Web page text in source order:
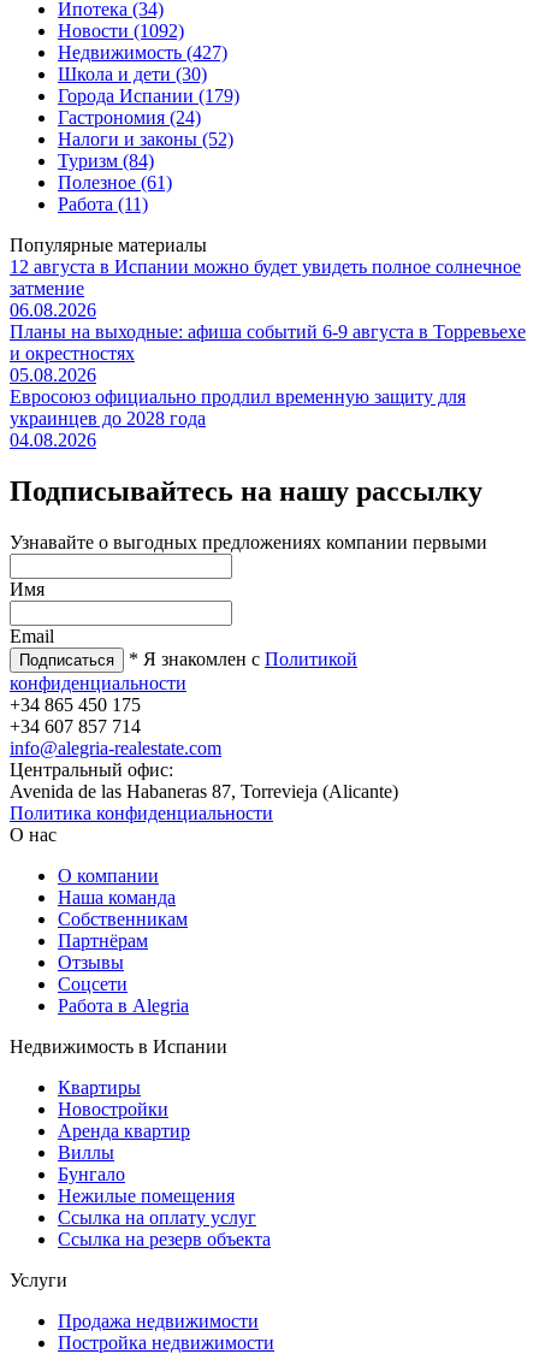
Ипотека (34)
Новости (1092)
Недвижимость (427)
Школа и дети (30)
Города Испании (179)
Гастрономия (24)
Налоги и законы (52)
Туризм (84)
Полезное (61)
Работа (11)
Популярные материалы
12 августа в Испании можно будет увидеть полное солнечное
затмение
06.08.2026
Планы на выходные: афиша событий 6-9 августа в Торревьехе
и окрестностях
05.08.2026
Евросоюз официально продлил временную защиту для
украинцев до 2028 года
04.08.2026
Подписывайтесь на нашу рассылку
Узнавайте о выгодных предложениях компании первыми
Имя
Email
* Я знакомлен с Политикой
конфиденциальности
+34 865 450 175
+34 607 857 714
info@alegria-realestate.com
Центральный офис:
Avenida de las Habaneras 87, Torrevieja (Alicante)
Политика конфиденциальности
О нас
О компании
Наша команда
Собственникам
Партнёрам
Отзывы
Соцсети
Работа в Alegria
Недвижимость в Испании
Квартиры
Новостройки
Аренда квартир
Виллы
Бунгало
Нежилые помещения
Ссылка на оплату услуг
Ссылка на резерв объекта
Услуги
Продажа недвижимости
Постройка недвижимости